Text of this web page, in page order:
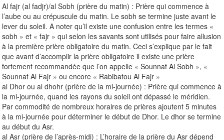
Al fajr (al fadjr)/al Sobh (prière du matin) : Prière qui commence à
l’aube ou au crépuscule du matin. Le sobh se termine juste avant le
lever du soleil. A noter qu’il existe une confusion entre les termes «
sobh » et « fajr » qui selon les savants sont utilisés pour faire allusion
à la première prière obligatoire du matin. Ceci s’explique par le fait
que avant d’accomplir la prière obligatoire il existe une prière
fortement recommandée que l’on appelle « Sounnat Al Sobh », «
Sounnat Al Fajr » ou encore « Rabibatou Al Fajr »
al Dhor ou al dhohr (prière de la mi-journée) : Prière qui commence à
la mi-journée, quand les rayons du soleil ont dépassé le méridien.
Par commodité de nombreux horaires de prières ajoutent 5 minutes
à la mi-journée pour déterminer le début de Dhor. Le dhor se termine
au début du Asr.
al Asr (prière de l’après-midi) : L’horaire de la prière du Asr dépend